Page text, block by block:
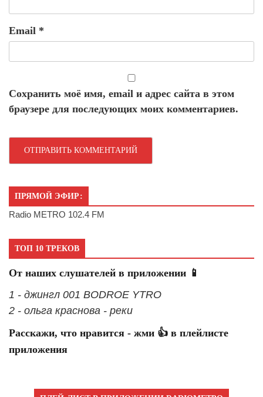
Email *
Сохранить моё имя, email и адрес сайта в этом
браузере для последующих моих комментариев.
ПРЯМОЙ ЭФИР:
Radio METRO 102.4 FM
ТОП 10 ТРЕКОВ
От наших слушателей в приложении 📱
1 - джингл 001 BODROE YTRO
2 - ольга краснова - реки
Расскажи, что нравится - жми 👍 в плейлисте
приложения